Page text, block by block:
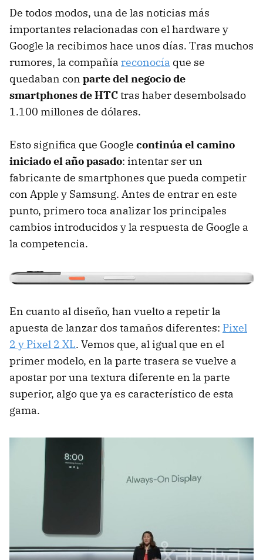
De todos modos, una de las noticias más
importantes relacionadas con el hardware y
Google la recibimos hace unos días. Tras muchos
rumores, la compañía reconocía que se
quedaban con parte del negocio de
smartphones de HTCtras haber desembolsado
1.100 millones de dólares.
Esto significa que Google continúa el camino
iniciado el año pasado: intentar ser un
fabricante de smartphones que pueda competir
con Apple y Samsung. Antes de entrar en este
punto, primero toca analizar los principales
cambios introducidos y la respuesta de Google a
la competencia.
En cuanto al diseño, han vuelto a repetir la
apuesta de lanzar dos tamaños diferentes: Pixel
2 y Pixel 2 XL. Vemos que, al igual que en el
primer modelo, en la parte trasera se vuelve a
apostar por una textura diferente en la parte
superior, algo que ya es característico de esta
gama.